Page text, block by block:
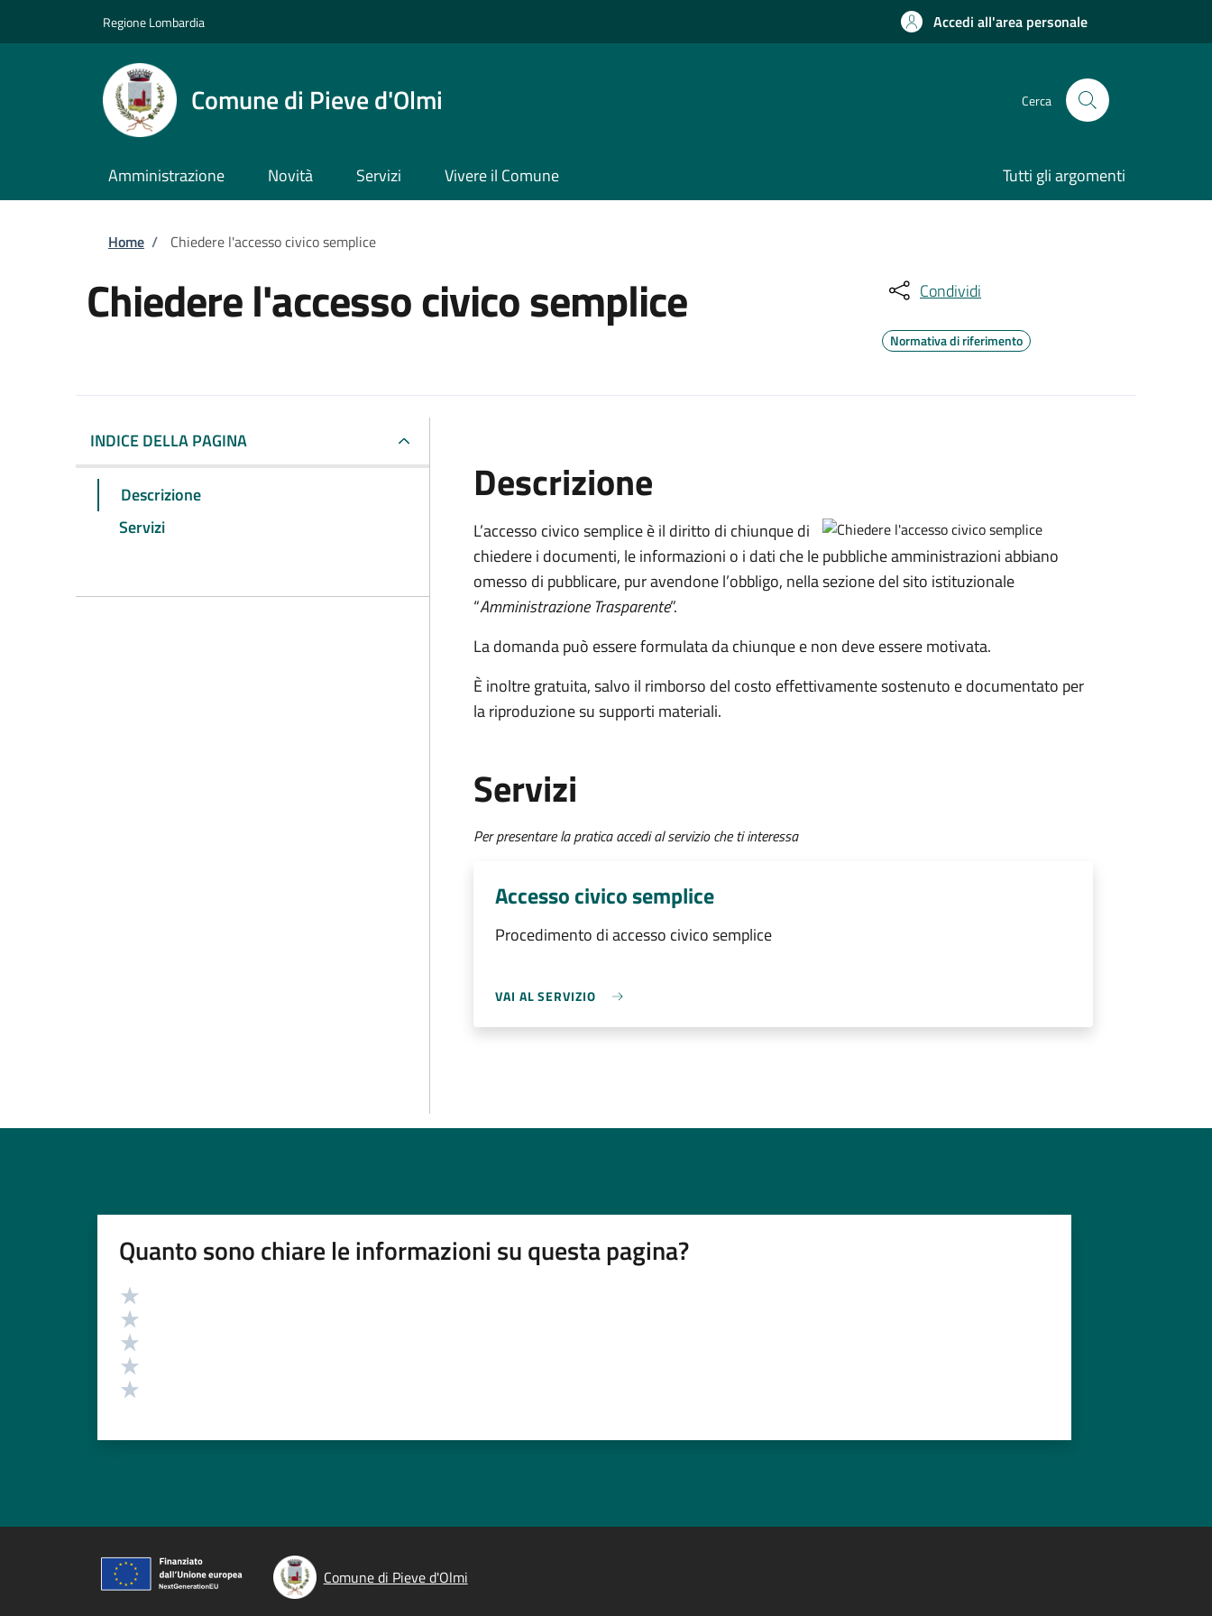
Regione Lombardia Accedi all'area personale
Comune di Pieve d'Olmi Cerca
Amministrazione Novità Servizi Vivere il Comune Tutti gli argomenti
Briciole di pane
Home / Chiedere l'accesso civico semplice
Chiedere l'accesso civico semplice Condividi
Normativa di riferimento
INDICE DELLA PAGINA
Descrizione
Servizi
Descrizione
L’accesso civico semplice è il diritto di chiunque di
chiedere i documenti, le informazioni o i dati che le pubbliche amministrazioni abbiano
omesso di pubblicare, pur avendone l’obbligo, nella sezione del sito istituzionale
“Amministrazione Trasparente”.
La domanda può essere formulata da chiunque e non deve essere motivata.
È inoltre gratuita, salvo il rimborso del costo effettivamente sostenuto e documentato per
la riproduzione su supporti materiali.
Servizi
Per presentare la pratica accedi al servizio che ti interessa
Accesso civico semplice
Procedimento di accesso civico semplice
VAI AL SERVIZIO
Quanto sono chiare le informazioni su questa pagina?
Valutazione
Comune di Pieve d'Olmi